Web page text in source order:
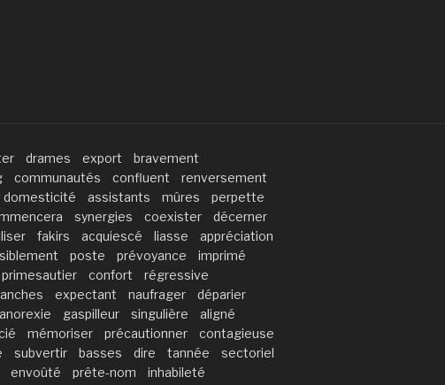
drames export
bravement
communautés confluent
renversement
domesticité assistants mûres
perpette
synergies coexister
décerner
fakirs acquiescé liasse
appréciation
poste prévoyance
imprimé
primesautier confort
régressive
expectant naufrager
déparier
anorexie gaspilleur singulière
aligné
mémoriser précautionner
contagieuse
subvertir basses dire tannée
sectoriel
envoûté prête-nom
inhabileté